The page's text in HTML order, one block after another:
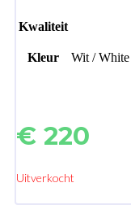
Kwaliteit
Kleur Wit / White
€ 220
Uitverkocht